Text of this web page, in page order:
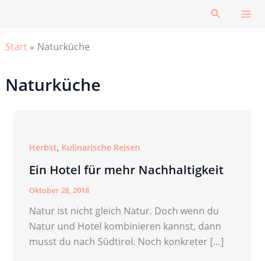
Suchen
Start Naturküche
Naturküche
Herbst, Kulinarische Reisen
Ein Hotel für mehr Nachhaltigkeit
Oktober 28, 2018
Natur ist nicht gleich Natur. Doch wenn du
Natur und Hotel kombinieren kannst, dann
musst du nach Südtirol. Noch konkreter […]